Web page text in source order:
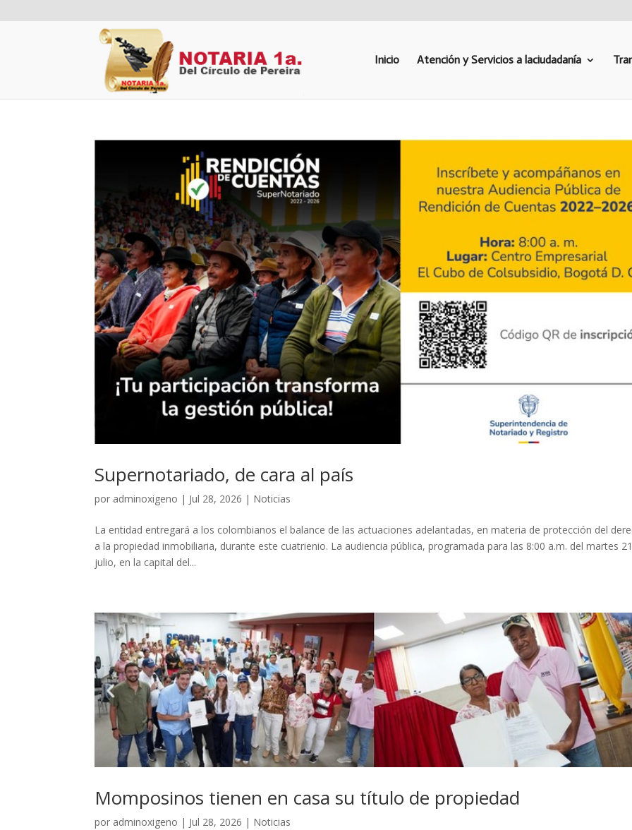
Inicio Atención y Servicios a laciudadanía
Supernotariado, de cara al país
por adminoxigeno | Jul 28, 2026 | Noticias
La entidad entregará a los colombianos el balance de las actuaciones adelantadas, en materia de protección del
a la propiedad inmobiliaria, durante este cuatrienio. La audiencia pública, programada para las 8:00 a.m. del martes
julio, en la capital del...
Momposinos tienen en casa su título de propiedad
por adminoxigeno | Jul 28, 2026 | Noticias